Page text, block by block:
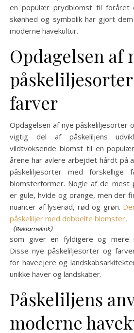
en populær prydblomst til foråret
skønhed og symbolik har gjort
moderne havekultur.
Opdagelsen af
farver
Opdagelsen af nye påskeliljesorter
vigtig del af påskeliljens
vildtvoksende blomst til en
årene har avlere arbejdet hårdt på
påskeliljesorter med forskellige
blomsterformer. Nogle af de
er gule, hvide og orange, men der
nuancer af lyserød, rød og grøn.
påskeliljer med dobbelte blomster,
som giver en fyldigere og mere
Disse nye påskeliljesorter og
for haveejere og
unikke haver og landskaber.
Påskeliljens
moderne